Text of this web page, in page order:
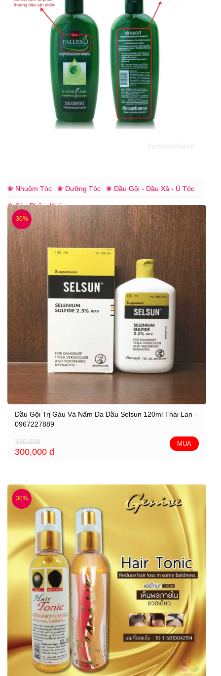
❀ Nhuộm Tóc ❀ Dưỡng Tóc ❀ Dầu Gội - Dầu Xả - Ủ Tóc
❀ Sản Phẩm Khác
30%
Dầu Gội Trị Gàu Và Nấm Da Đầu Selsun 120ml Thái Lan -
0967227889
330,000
300,000 đ
MUA
30%